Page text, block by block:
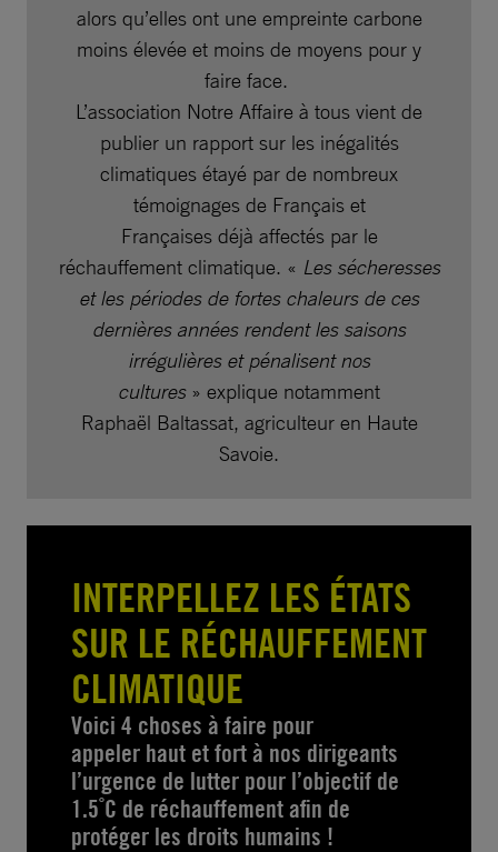
alors qu’elles ont une empreinte carbone
moins élevée et moins de moyens pour y
faire face.
L’association Notre Affaire à tous vient de
publier un rapport sur les inégalités
climatiques étayé par de nombreux
témoignages de Français et
Françaises déjà affectés par le
réchauffement climatique. « Les sécheresses
et les périodes de fortes chaleurs de ces
dernières années rendent les saisons
irrégulières et pénalisent nos
cultures» explique notamment
Raphaël Baltassat, agriculteur en Haute
Savoie.
INTERPELLEZ LES ÉTATS
SUR LE RÉCHAUFFEMENT
CLIMATIQUE
Voici 4 choses à faire pour
appeler haut et fort à nos dirigeants
l’urgence de lutter pour l’objectif de
1.5˚C de réchauffement afin de
protéger les droits humains !